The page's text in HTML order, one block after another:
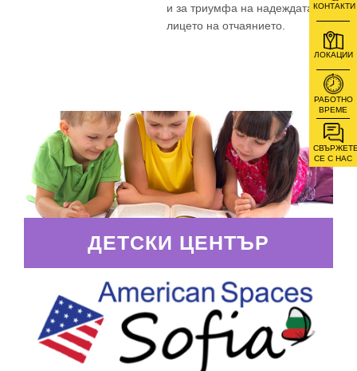
и за триумфа на надеждата пред
лицето на отчаянието.
ДЕТСКИ ЦЕНТЪР
КОНТАКТИ
ЛОКАЦИИ
РАБОТНО
ВРЕМЕ
СЕ С НАС